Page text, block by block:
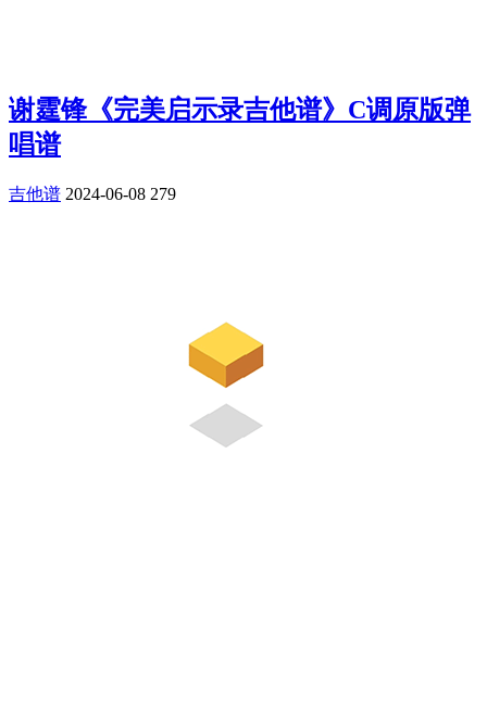
谢霆锋《完美启示录吉他谱》C调原版弹
唱谱
吉他谱 2024-06-08 279